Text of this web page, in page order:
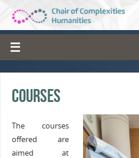
Courses
The courses
offered are
aimed at